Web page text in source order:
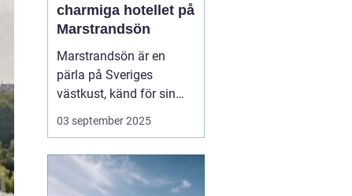
charmiga hotellet på
Marstrandsön
Marstrandsön är en
pärla på Sveriges
västkust, känd för sin
historiska betydelse och
pittoreska omgivning.
dess natursköna
skönhet, kulturella
03 september 2025